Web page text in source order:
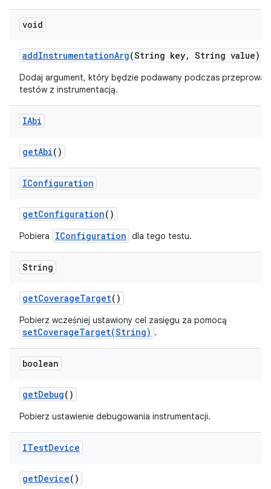
void
addInstrumentationArg(String key, String value)
Dodaj argument, który będzie podawany podczas
testów z instrumentacją.
IAbi
getAbi()
IConfiguration
getConfiguration()
Pobiera IConfiguration dla tego testu.
String
getCoverageTarget()
Pobierz wcześniej ustawiony cel zasięgu za pomocą
setCoverageTarget(String) .
boolean
getDebug()
Pobierz ustawienie debugowania instrumentacji.
ITestDevice
getDevice()